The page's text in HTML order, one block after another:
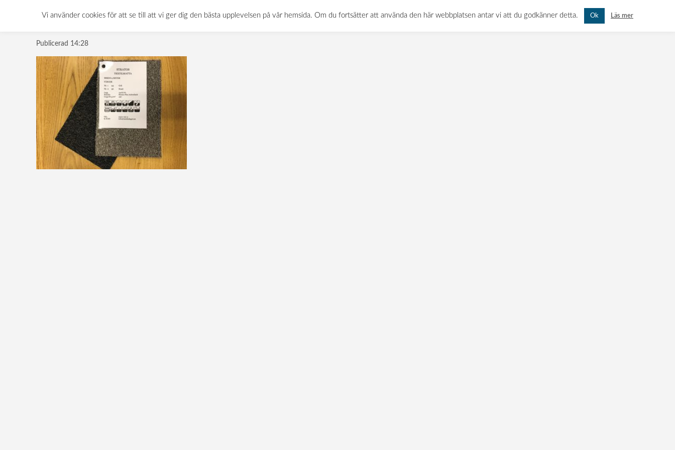
MÅN-FRE: 07.00 - 16.00 LÖR-SÖN: STÄNGT
Stratos-heltäckningsmatta-offentlig-miljö-
Publicerad 14:28
Vi använder cookies för att se till att vi ger dig den bästa upplevelsen på vår hemsida. Om du fortsätter att använda den här webbplatsen antar vi att du godkänner detta. Ok Läs mer